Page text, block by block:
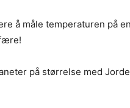
å måle temperaturen på
på størrelse med